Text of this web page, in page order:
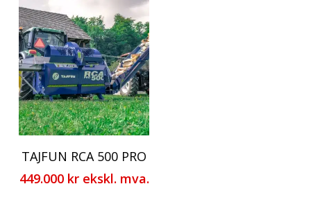
TAJFUN RCA 500 PRO
449.000 kr ekskl. mva.